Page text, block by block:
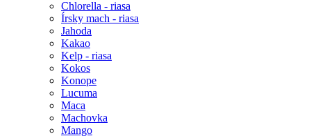
Chlorella - riasa
Írsky mach - riasa
Jahoda
Kakao
Kelp - riasa
Kokos
Konope
Lucuma
Maca
Machovka
Mango